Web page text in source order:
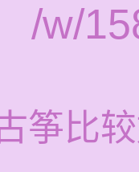
/w/
筝比